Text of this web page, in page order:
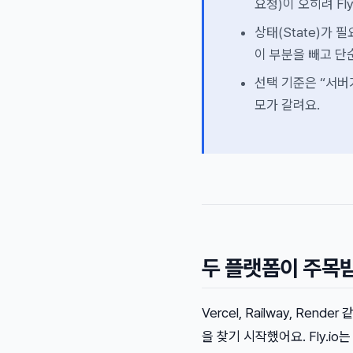
요청)이 오히려
상태(State)가 필
이 부분을 빼고 단
선택 기준은 “서
모가 갈려요.
두 플랫폼이 주목
Vercel, Railway, Render 같
을 찾기 시작했어요. Fly.io